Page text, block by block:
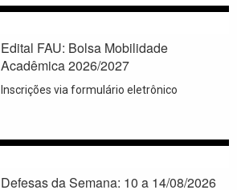
Edital FAU: Bolsa Mobilidade
Acadêmica 2026/2027
Inscrições via formulário eletrônico
Defesas da Semana: 10 a 14/08/2026